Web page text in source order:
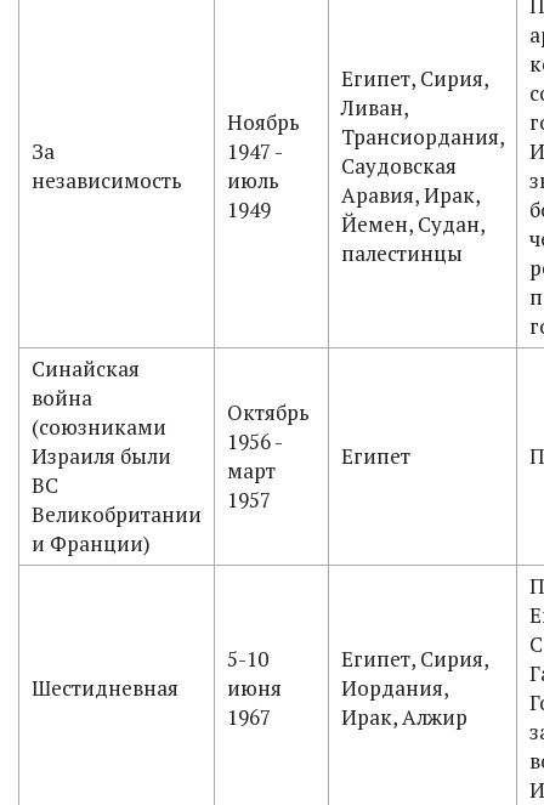
За
независимость
Ноябрь
1947 -
июль
1949
Египет, Сирия,
Ливан,
Трансиордания,
Саудовская
Аравия, Ирак,
Йемен, Судан,
палестинцы
Синайская
война
(союзниками
Израиля были
ВС
Великобритании
и Франции)
Октябрь
1956 -
март
1957
Египет
Шестидневная
5-10
июня
1967
Египет, Сирия,
Иордания,
Ирак, Алжир